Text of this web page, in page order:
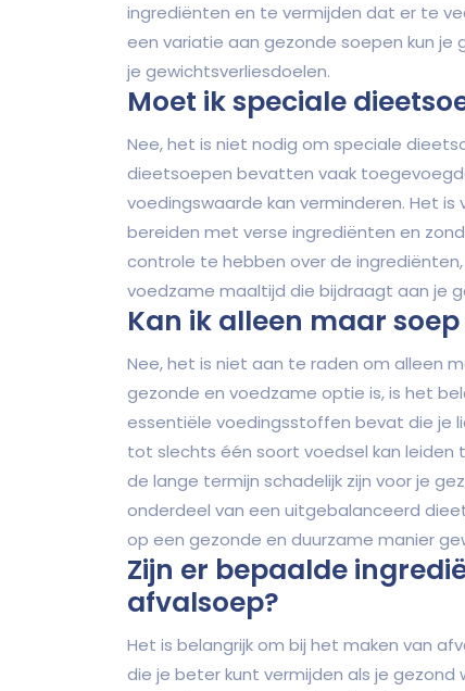
ingrediënten en te vermijden dat er te
een variatie aan gezonde soepen kun je
je gewichtsverliesdoelen.
Moet ik speciale
Nee, het is niet nodig om speciale
dieetsoepen bevatten vaak
voedingswaarde kan verminderen. Het
bereiden met verse ingrediënten en
controle te hebben over de
voedzame maaltijd die bijdraagt aan je
Kan ik alleen maar
Nee, het is niet aan te raden om alleen
gezonde en voedzame optie is, is het
essentiële voedingsstoffen bevat die je
tot slechts één soort voedsel kan
de lange termijn schadelijk zijn voor je
onderdeel van een uitgebalanceerd
op een gezonde en duurzame manier
Zijn er bepaalde
afvalsoep?
Het is belangrijk om bij het maken van
die je beter kunt vermijden als je